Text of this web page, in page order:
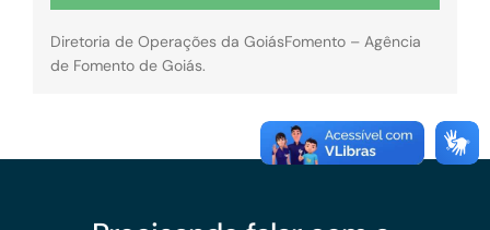
Diretoria de Operações da GoiásFomento – Agência
de Fomento de Goiás.